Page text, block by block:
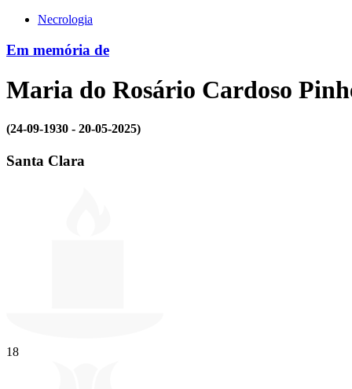
Necrologia
Em memória de
Maria do Rosário Cardoso
(24-09-1930 - 20-05-2025)
Santa Clara
18